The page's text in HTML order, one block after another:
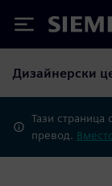
Siemens
Дизайнерски
Тази страница
превод.